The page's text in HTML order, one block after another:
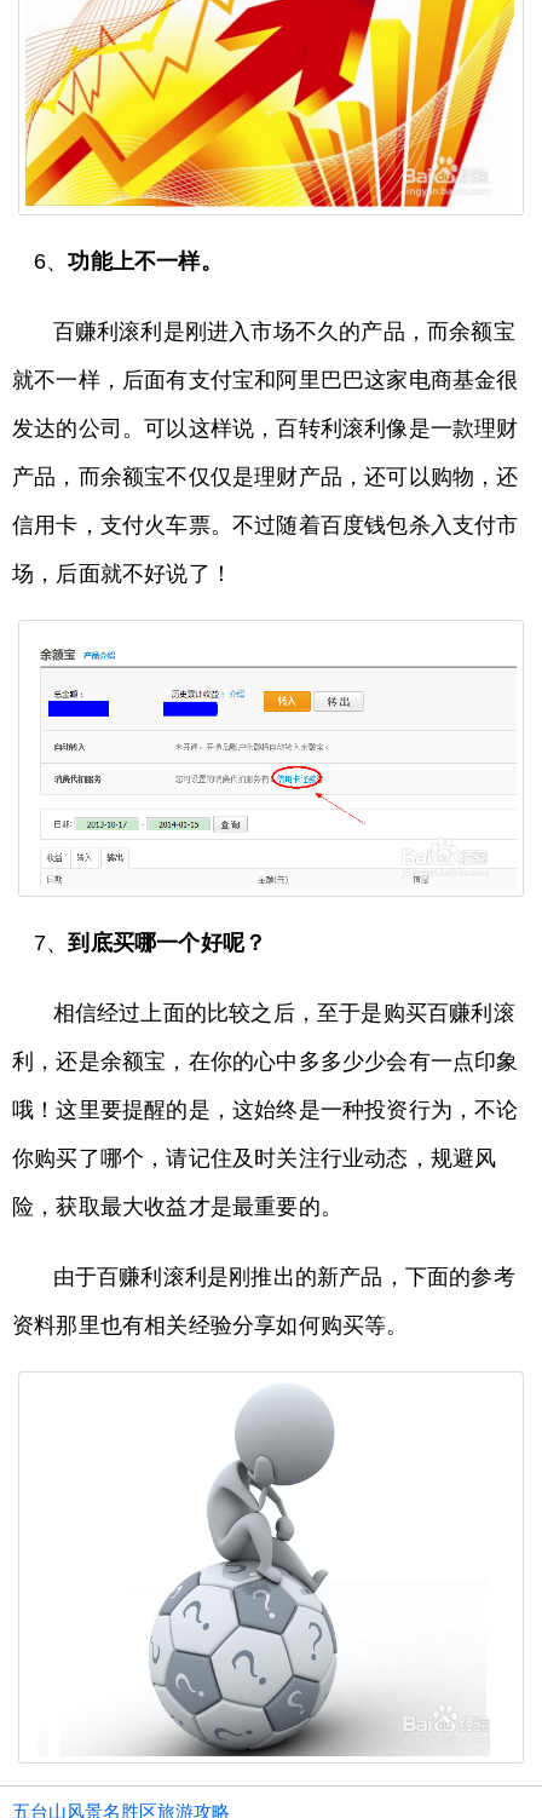
6、功能上不一样。
百赚利滚利是刚进入市场不久的产品，而余额宝
就不一样，后面有支付宝和阿里巴巴这家电商基金很
发达的公司。可以这样说，百转利滚利像是一款理财
产品，而余额宝不仅仅是理财产品，还可以购物，还
信用卡，支付火车票。不过随着百度钱包杀入支付市
场，后面就不好说了！
7、到底买哪一个好呢？
相信经过上面的比较之后，至于是购买百赚利滚
利，还是余额宝，在你的心中多多少少会有一点印象
哦！这里要提醒的是，这始终是一种投资行为，不论
你购买了哪个，请记住及时关注行业动态，规避风
险，获取最大收益才是最重要的。
由于百赚利滚利是刚推出的新产品，下面的参考
资料那里也有相关经验分享如何购买等。
五台山风景名胜区旅游攻略